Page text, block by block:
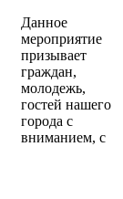
Данное
мероприятие
призывает
граждан,
молодежь,
гостей нашего
города с
вниманием, с